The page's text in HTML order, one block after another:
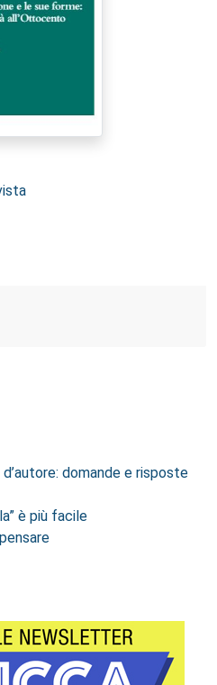
domande e risposte
è più facile